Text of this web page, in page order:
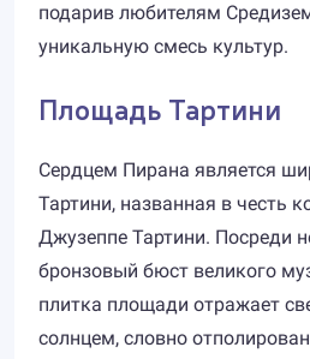
подарив любителям
уникальную смесь культур.
Площадь Тартини
Сердцем Пирана является
Тартини, названная в честь
Джузеппе Тартини. Посреди
бронзовый бюст великого
плитка площади отражает
солнцем, словно